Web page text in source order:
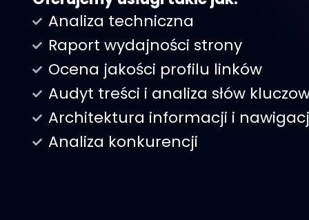
Analiza techniczna
Raport wydajności strony
Ocena jakości profilu linków
Audyt treści i analiza słów
Architektura informacji i
Analiza konkurencji